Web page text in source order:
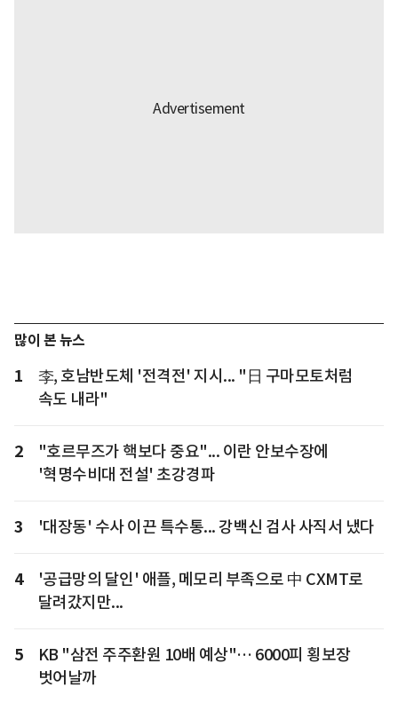
많이 본 뉴스
1
李, 호남반도체 '전격전' 지시... "日 구마모토처럼
속도 내라"
2
"호르무즈가 핵보다 중요"... 이란 안보수장에
'혁명수비대 전설' 초강경파
3 '대장동' 수사 이끈 특수통... 강백신 검사 사직서 냈다
4
'공급망의 달인' 애플, 메모리 부족으로 中 CXMT로
달려갔지만...
5
KB "삼전 주주환원 10배 예상"… 6000피 횡보장
벗어날까